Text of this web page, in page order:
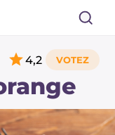
4,2